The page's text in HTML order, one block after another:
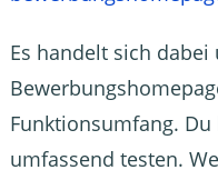
Es handelt sich
Funktionsumfang.
umfassend testen.